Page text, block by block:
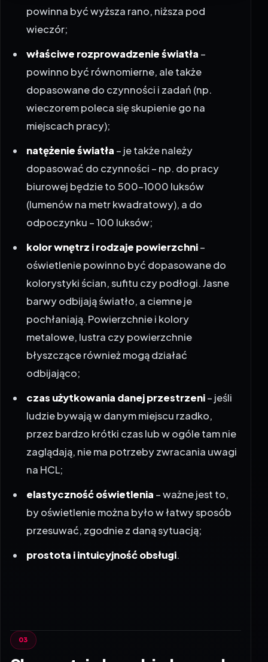
powinna być wyższa rano, niższa pod
wieczór;
właściwe rozprowadzenie światła –
powinno być równomierne, ale także
dopasowane do czynności i zadań (np.
wieczorem poleca się skupienie go na
miejscach pracy);
natężenie światła – je także należy
dopasować do czynności – np. do pracy
biurowej będzie to 500-1000 luksów
(lumenów na metr kwadratowy), a do
odpoczynku – 100 luksów;
kolor wnętrz i rodzaje powierzchni–
oświetlenie powinno być dopasowane do
kolorystyki ścian, sufitu czy podłogi. Jasne
barwy odbijają światło, a ciemne je
pochłaniają. Powierzchnie i kolory
metalowe, lustra czy powierzchnie
błyszczące również mogą działać
odbijająco;
czas użytkowania danej przestrzeni– jeśli
ludzie bywają w danym miejscu rzadko,
przez bardzo krótki czas lub w ogóle tam nie
zaglądają, nie ma potrzeby zwracania uwagi
na HCL;
elastyczność oświetlenia – ważne jest to,
by oświetlenie można było w łatwy sposób
przesuwać, zgodnie z daną sytuacją;
prostota i intuicyjność obsługi.